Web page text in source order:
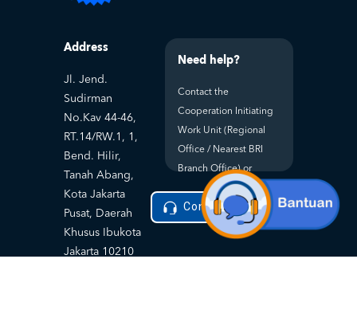
Address
Jl. Jend.
Sudirman
No.Kav 44-46,
RT.14/RW.1, 1,
Bend. Hilir,
Tanah Abang,
Kota Jakarta
Pusat, Daerah
Khusus Ibukota
Jakarta 10210
Need help?
Contact the
Cooperation Initiating
Work Unit (Regional
Office / Nearest BRI
Branch Office) or
Contact Helpdesk